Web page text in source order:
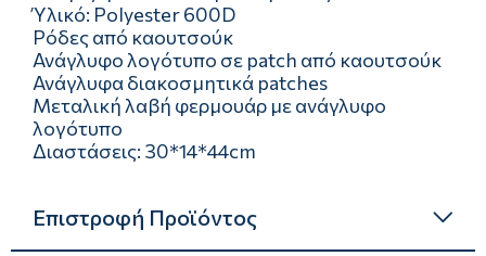
Ύλικό: Polyester 600D
Ρόδες από καουτσούκ
Ανάγλυφο λογότυπο σε patch από καουτσούκ
Ανάγλυφα διακοσμητικά patches
Μεταλική λαβή φερμουάρ με ανάγλυφο
λογότυπο
Διαστάσεις: 30*14*44cm
Επιστροφή Προϊόντος